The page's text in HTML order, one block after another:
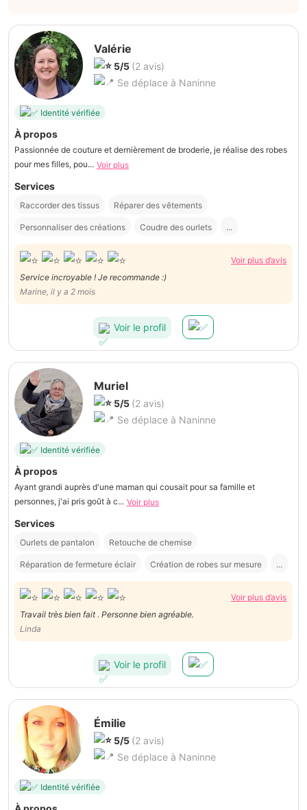
Valérie
5/5 (2 avis)
Se déplace à Naninne
Identité vérifiée
À propos
Passionnée de couture et dernièrement de broderie, je réalise des robes
pour mes filles, pou... Voir plus
Services
Raccorder des tissus Réparer des vêtements
Personnaliser des créations Coudre des ourlets ...
Voir plus d’avis
Service incroyable ! Je recommande :)
Marine, il y a 2 mois
Voir le profil
Muriel
5/5 (2 avis)
Se déplace à Naninne
Identité vérifiée
À propos
Ayant grandi auprès d'une maman qui cousait pour sa famille et
personnes, j'ai pris goût à c... Voir plus
Services
Ourlets de pantalon Retouche de chemise
Réparation de fermeture éclair Création de robes sur mesure ...
Voir plus d’avis
Travail très bien fait . Personne bien agréable.
Linda
Voir le profil
Émilie
5/5 (2 avis)
Se déplace à Naninne
Identité vérifiée